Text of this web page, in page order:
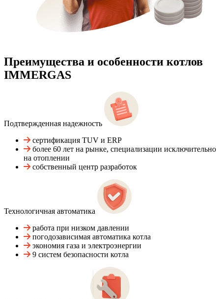
Преимущества и особенности котлов
IMMERGAS
Подтвержденная надежность
сертификация TUV и ERP
более 60 лет на рынке, специализации исключительно
на отоплении
собственный центр разработок
Технологичная автоматика
работа при низком давлении
погодозависимая автоматика котла
экономия газа и электроэнергии
9 систем безопасности котла